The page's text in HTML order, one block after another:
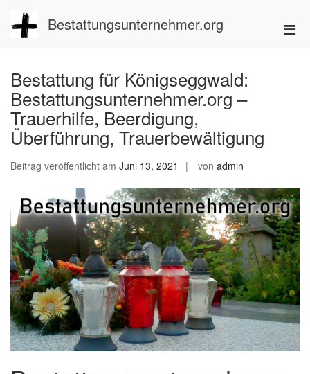
Inhalt
springen
Bestattungsunternehmer.org
Bestattung für Königseggwald:
Bestattungsunternehmer.org –
Trauerhilfe, Beerdigung,
Überführung, Trauerbewältigung
Beitrag veröffentlicht am Juni 13, 2021 von admin